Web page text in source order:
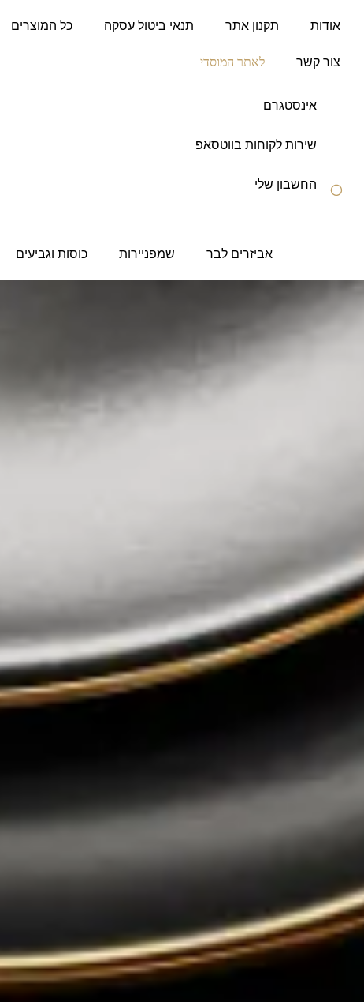
אודות
תקנון אתר תנאי ביטול עסקה כל המוצרים
צור קשר לאתר המוסדי
אינסטגרם
שירות לקוחות בווטסאפ
החשבון שלי
אביזרים לבר שמפניירות כוסות וגביעים